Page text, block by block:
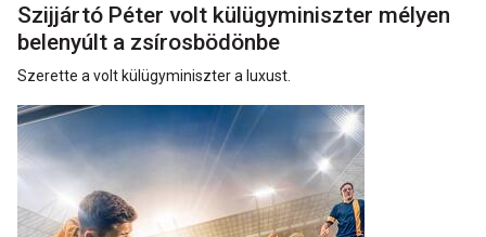
Szijjártó Péter volt külügyminiszter mélyen
belenyúlt a zsírosbödönbe
Szerette a volt külügyminiszter a luxust.